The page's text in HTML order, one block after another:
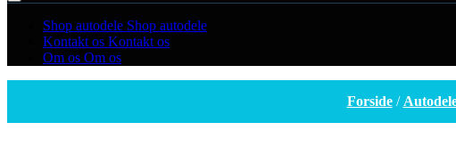
Shop autodele Shop autodele
Kontakt os Kontakt os
Om os Om os
Forside/